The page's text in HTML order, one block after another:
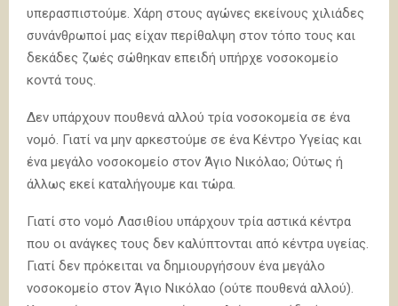
υπερασπιστούμε. Χάρη στους αγώνες εκείνους χιλιάδες
συνάνθρωποί μας είχαν περίθαλψη στον τόπο τους και
δεκάδες ζωές σώθηκαν επειδή υπήρχε νοσοκομείο
κοντά τους.
Δεν υπάρχουν πουθενά αλλού τρία νοσοκομεία σε ένα
νομό. Γιατί να μην αρκεστούμε σε ένα Κέντρο Υγείας και
ένα μεγάλο νοσοκομείο στον Άγιο Νικόλαο; Ούτως ή
άλλως εκεί καταλήγουμε και τώρα.
Γιατί στο νομό Λασιθίου υπάρχουν τρία αστικά κέντρα
που οι ανάγκες τους δεν καλύπτονται από κέντρα υγείας.
Γιατί δεν πρόκειται να δημιουργήσουν ένα μεγάλο
νοσοκομείο στον Άγιο Νικόλαο (ούτε πουθενά αλλού).